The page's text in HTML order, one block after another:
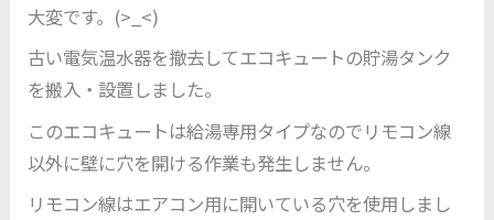
大変です。(>_<)
古い電気温水器を撤去してエコキュートの貯湯タンク
を搬入・設置しました。
このエコキュートは給湯専用タイプなのでリモコン線
以外に壁に穴を開ける作業も発生しません。
リモコン線はエアコン用に開いている穴を使用しまし